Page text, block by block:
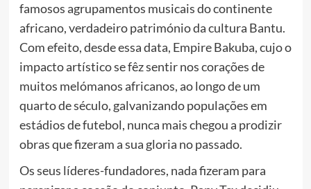
famosos agrupamentos musicais do continente
africano, verdadeiro património da cultura Bantu.
Com efeito, desde essa data, Empire Bakuba, cujo o
impacto artístico se fêz sentir nos corações de
muitos melómanos africanos, ao longo de um
quarto de século, galvanizando populações em
estádios de futebol, nunca mais chegou a prodizir
obras que fizeram a sua gloria no passado.
Os seus líderes-fundadores, nada fizeram para